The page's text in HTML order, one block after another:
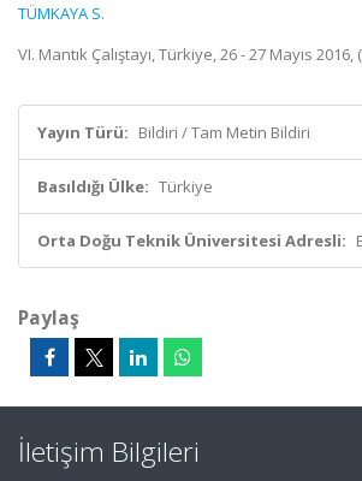
TÜMKAYA S.
VI. Mantık Çalıştayı, Türkiye, 26 - 27 Mayıs
Yayın Türü: Bildiri / Tam Metin Bildiri
Basıldığı Ülke: Türkiye
Orta Doğu Teknik Üniversitesi Adresli:
Paylaş
İletişim Bilgileri